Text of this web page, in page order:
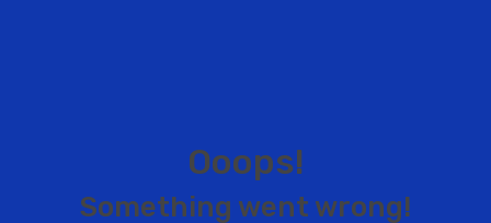
Ooops!
Something went wrong!